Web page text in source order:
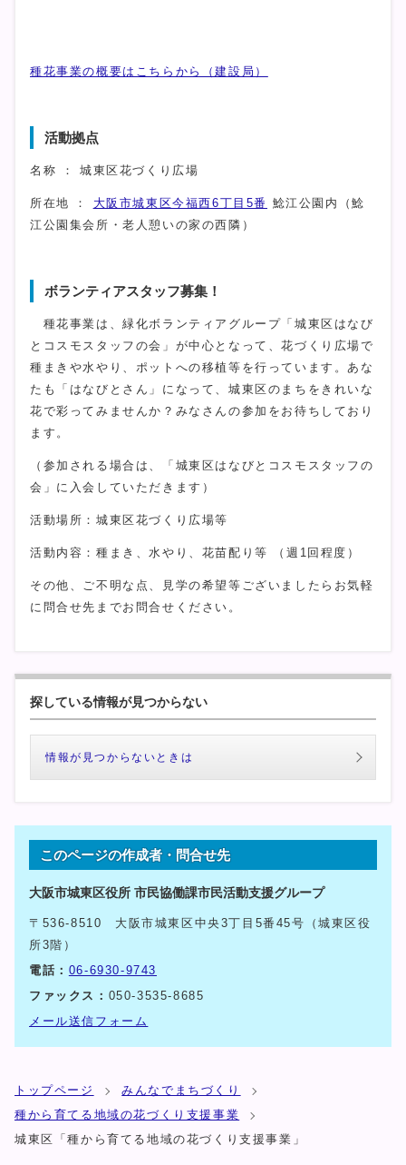
種花事業の概要はこちらから（建設局）
活動拠点
名称 ： 城東区花づくり広場
所在地 ： 大阪市城東区今福西6丁目5番 鯰江公園内（鯰
江公園集会所・老人憩いの家の西隣）
ボランティアスタッフ募集！
種花事業は、緑化ボランティアグループ「城東区はなび
とコスモスタッフの会」が中心となって、花づくり広場で
種まきや水やり、ポットへの移植等を行っています。あな
たも「はなびとさん」になって、城東区のまちをきれいな
花で彩ってみませんか？みなさんの参加をお待ちしており
ます。
（参加される場合は、「城東区はなびとコスモスタッフの
会」に入会していただきます）
活動場所：城東区花づくり広場等
活動内容：種まき、水やり、花苗配り等 （週1回程度）
その他、ご不明な点、見学の希望等ございましたらお気軽
に問合せ先までお問合せください。
探している情報が見つからない
情報が見つからないときは
このページの作成者・問合せ先
大阪市城東区役所 市民協働課市民活動支援グループ
〒536-8510 大阪市城東区中央3丁目5番45号（城東区役
所3階）
電話： 06-6930-9743
ファックス： 050-3535-8685
メール送信フォーム
トップページ
みんなでまちづくり
種から育てる地域の花づくり支援事業
城東区「種から育てる地域の花づくり支援事業」